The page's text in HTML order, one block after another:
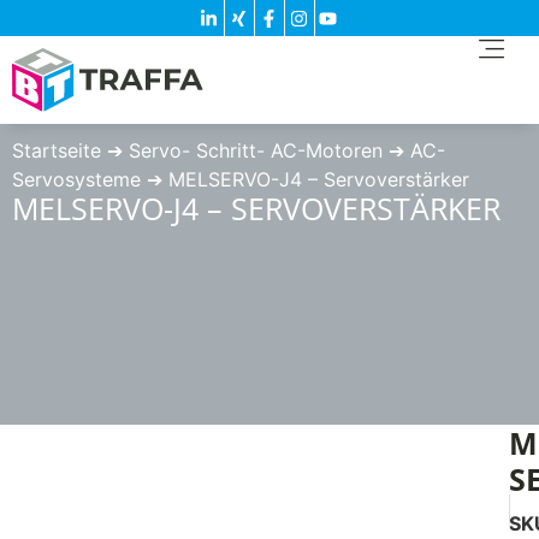
Startseite ➔ Servo- Schritt- AC-Motoren ➔ AC-
Servosysteme ➔ MELSERVO-J4 – Servoverstärker
MELSERVO-J4 – SERVOVERSTÄRKER